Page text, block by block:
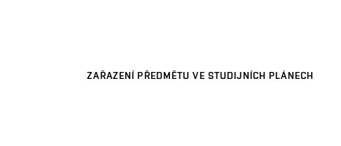
ZAŘAZENÍ PŘEDMĚTU VE STUDIJNÍCH PLÁNECH